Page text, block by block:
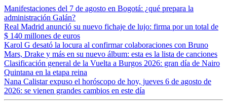
Manifestaciones del 7 de agosto en Bogotá: ¿qué prepara la
administración Galán?
Real Madrid anunció su nuevo fichaje de lujo: firma por un total de
$ 140 millones de euros
Karol G desató la locura al confirmar colaboraciones con Bruno
Mars, Drake y más en su nuevo álbum: esta es la lista de canciones
Clasificación general de la Vuelta a Burgos 2026: gran día de Nairo
Quintana en la etapa reina
Nana Calistar expuso el horóscopo de hoy, jueves 6 de agosto de
2026: se vienen grandes cambios en este día